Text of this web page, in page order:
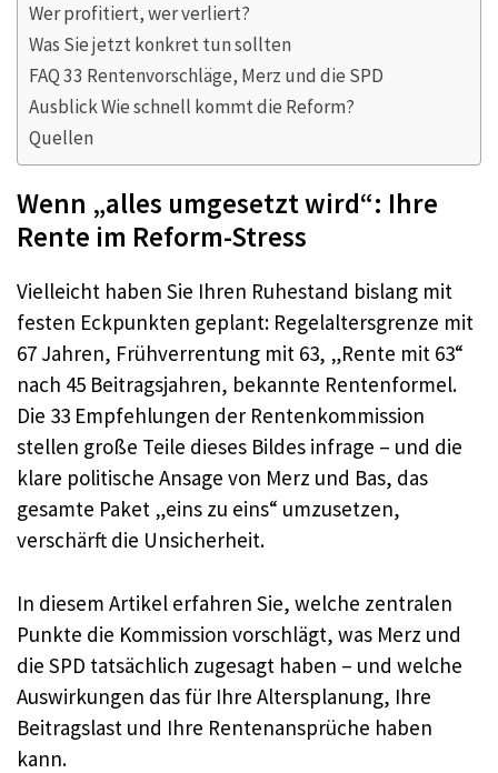
Wer profitiert, wer verliert?
Was Sie jetzt konkret tun sollten
FAQ 33 Rentenvorschläge, Merz und die SPD
Ausblick Wie schnell kommt die Reform?
Quellen
Wenn „alles umgesetzt wird“: Ihre
Rente im Reform-Stress
Vielleicht haben Sie Ihren Ruhestand bislang mit
festen Eckpunkten geplant: Regelaltersgrenze mit
67 Jahren, Frühverrentung mit 63, „Rente mit 63“
nach 45 Beitragsjahren, bekannte Rentenformel.
Die 33 Empfehlungen der Rentenkommission
stellen große Teile dieses Bildes infrage – und die
klare politische Ansage von Merz und Bas, das
gesamte Paket „eins zu eins“ umzusetzen,
verschärft die Unsicherheit.
In diesem Artikel erfahren Sie, welche zentralen
Punkte die Kommission vorschlägt, was Merz und
die SPD tatsächlich zugesagt haben – und welche
Auswirkungen das für Ihre Altersplanung, Ihre
Beitragslast und Ihre Rentenansprüche haben
kann.